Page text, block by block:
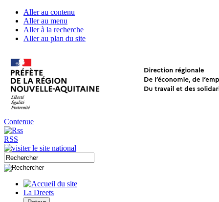
Aller au contenu
Aller au menu
Aller à la recherche
Aller au plan du site
Contenue
RSS
La Dreets